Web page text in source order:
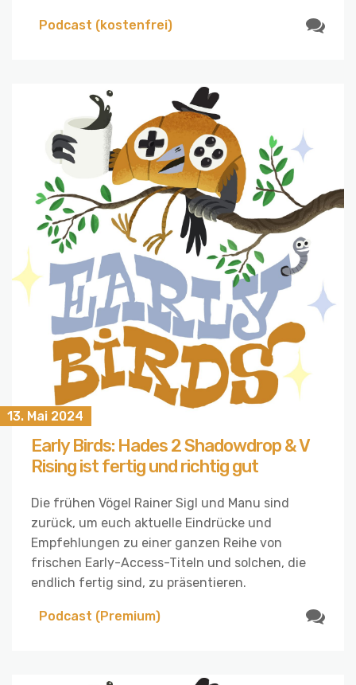
Podcast (kostenfrei)
13. Mai 2024
Early Birds: Hades 2 Shadowdrop & V
Rising ist fertig und richtig gut
Die frühen Vögel Rainer Sigl und Manu sind
zurück, um euch aktuelle Eindrücke und
Empfehlungen zu einer ganzen Reihe von
frischen Early-Access-Titeln und solchen, die
endlich fertig sind, zu präsentieren.
Podcast (Premium)